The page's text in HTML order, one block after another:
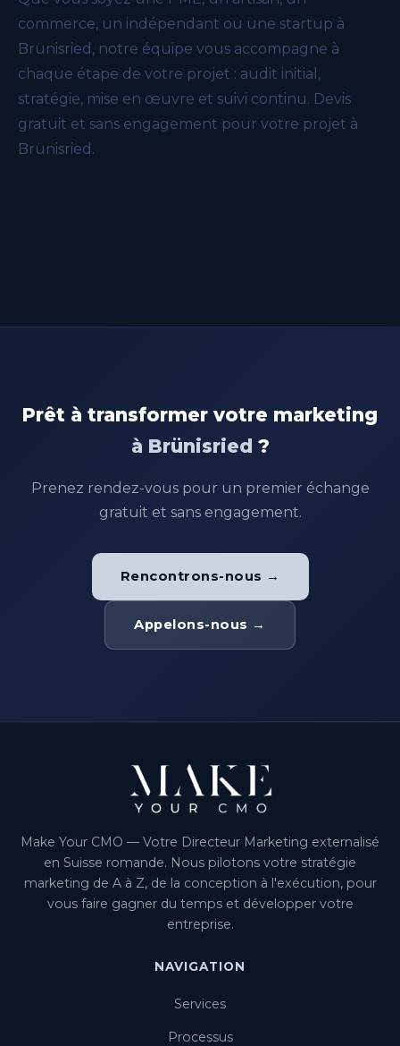
commerce, un indépendant ou une startup à
Brünisried, notre équipe vous accompagne à
chaque étape de votre projet : audit initial,
stratégie, mise en œuvre et suivi continu. Devis
gratuit et sans engagement pour votre projet à
Brünisried.
Prêt à transformer votre marketing
à Brünisried ?
Prenez rendez-vous pour un premier échange
gratuit et sans engagement.
Rencontrons-nous →
Appelons-nous →
Make Your CMO — Votre Directeur Marketing externalisé
en Suisse romande. Nous pilotons votre stratégie
marketing de A à Z, de la conception à l'exécution, pour
vous faire gagner du temps et développer votre
entreprise.
NAVIGATION
Services
Processus